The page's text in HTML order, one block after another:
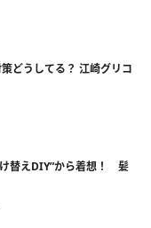
どうしてる？ 江崎グリコ
け替えDIY”から着想！ 髪